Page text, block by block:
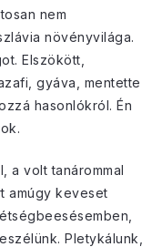
nem
növényvilága.
Elszökött,
gyáva, mentette
hasonlókról. Én
a volt tanárommal
amúgy keveset
Pletykálunk,